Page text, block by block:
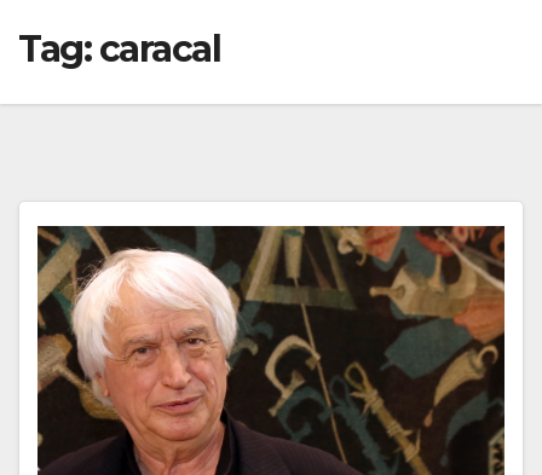
Tag:caracal